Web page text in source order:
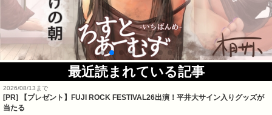
最近読まれている記事
2026/08/13まで
[PR] 【プレゼント】FUJI ROCK FESTIVAL26出演！平井大サイン入りグッズが
当たる